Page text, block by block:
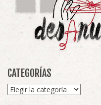
CATEGORÍAS
Categorías